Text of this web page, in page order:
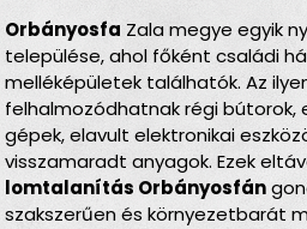
Orbányosfa Zala megye egyik
települése, ahol főként családi
melléképületek találhatók. Az
felhalmozódhatnak régi
gépek, elavult elektronikai
visszamaradt anyagok. Ezek
lomtalanítás Orbányosfán
szakszerűen és környezetbarát